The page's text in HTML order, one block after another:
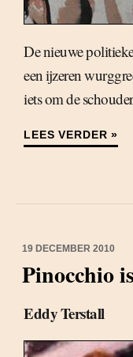
De nieuwe
een ijzeren
iets om de
LEES VERDER »
19 DECEMBER 2010
Pinocchio
Eddy Terstall